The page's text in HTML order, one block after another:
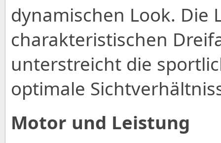
dynamischen Look. Die
charakteristischen
unterstreicht die
optimale
Motor und Leistung